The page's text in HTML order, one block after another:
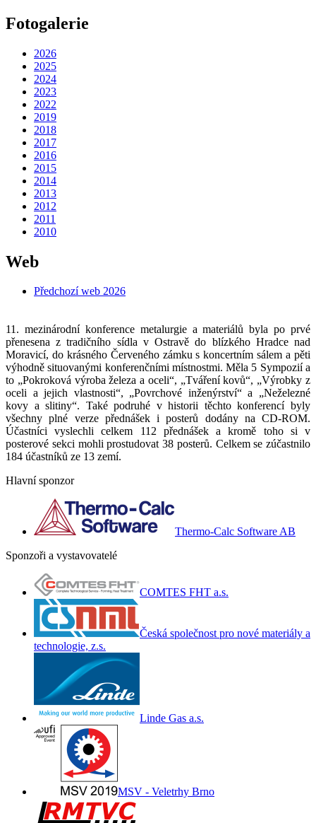
Fotogalerie
2026
2025
2024
2023
2022
2019
2018
2017
2016
2015
2014
2013
2012
2011
2010
Web
Předchozí web 2026
11. mezinárodní konference metalurgie a materiálů byla po prvé
přenesena z tradičního sídla v Ostravě do blízkého Hradce nad
Moravicí, do krásného Červeného zámku s koncertním sálem a pěti
výhodně situovanými konferenčními místnostmi. Měla 5 Sympozií a
to „Pokroková výroba železa a oceli“, „Tváření kovů“, „Výrobky z
oceli a jejich vlastnosti“, „Povrchové inženýrství“ a „Neželezné
kovy a slitiny“. Také podruhé v historii těchto konferencí byly
všechny plné verze přednášek i posterů dodány na CD-ROM.
Účastníci vyslechli celkem 112 přednášek a kromě toho si v
posterové sekci mohli prostudovat 38 posterů. Celkem se zúčastnilo
184 účastníků ze 13 zemí.
Hlavní sponzor
Thermo-Calc Software AB
Sponzoři a vystavovatelé
COMTES FHT a.s.
Česká společnost pro nové materiály a
technologie, z.s.
Linde Gas a.s.
MSV - Veletrhy Brno